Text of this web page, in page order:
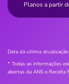
Planos a partir
Data da ultima atualização:
* Todas as informações
abertas da ANS e Receita